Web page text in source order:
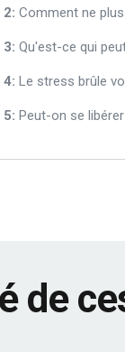
2: Comment ne
3: Qu'est-ce qui
4: Le stress brûle
5: Peut-on se
de